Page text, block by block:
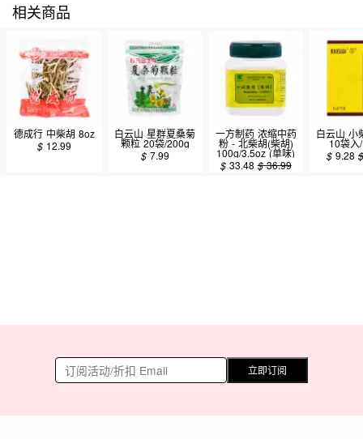
相关商品
德成行 中柴胡 8oz
$ 12.99
白云山 星群夏桑菊
颗粒 20袋/200g
$ 7.99
一方制药 浓缩中药
粉 - 北柴胡(柴胡)
100g/3.5oz (单味)
$ 33.48 $36.99
白云山 小
10袋入
$9.28
立即订阅